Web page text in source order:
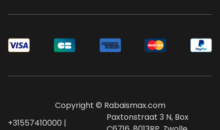
Copyright © Rabaismax.com
+31557410000 |
Paxtonstraat 3 N, Box